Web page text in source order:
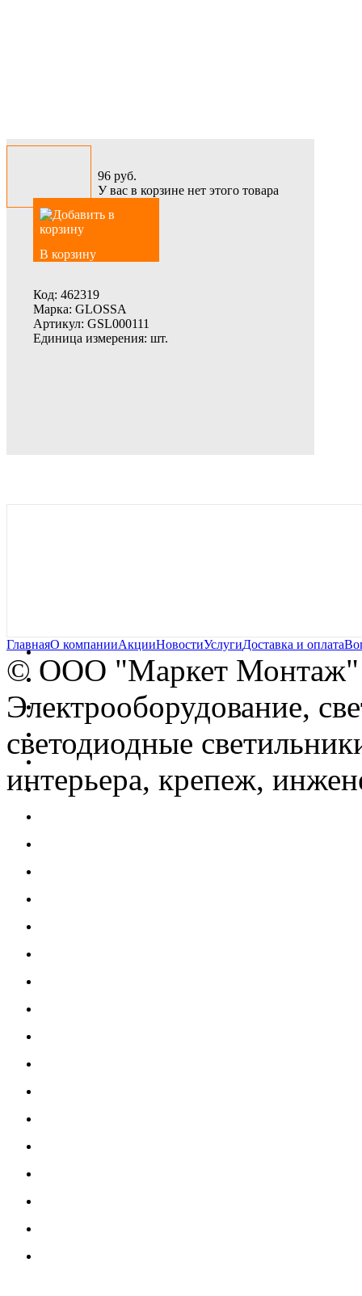
96 руб.
У вас в корзине нет этого товара
В корзину
Код: 462319
Марка: GLOSSA
Артикул: GSL000111
Единица измерения: шт.
ГлавнаяО компанииАкцииНовостиУслугиДоставка и оплата
© OOO "Маркет Монтаж"
Электрооборудование,
светодиодные
интерьера, крепеж,